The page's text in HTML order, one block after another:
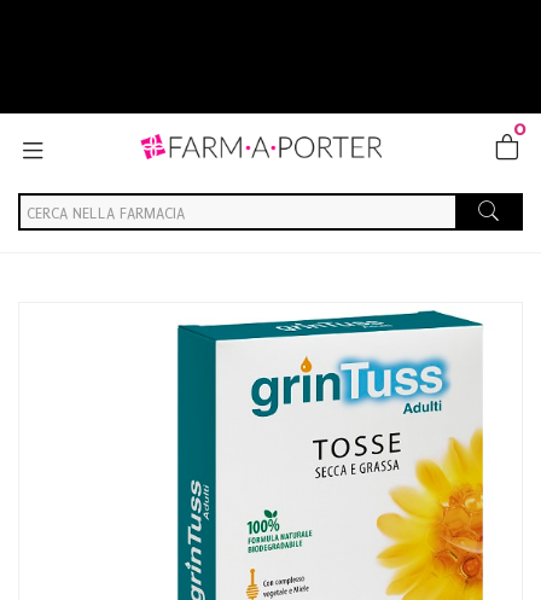
0
Aboca Societa'' Agricola Grintuss Adulti Sciroppo 12fl